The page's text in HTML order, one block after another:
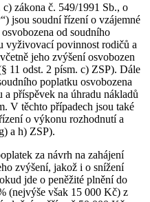
zákona č. 549/1991 Sb., o
jsou soudní řízení o vzájemné
od soudního
vyživovací povinnost rodičů a
jeho zvýšení osvobozen
11 odst. 2 písm. c) ZSP). Dále
poplatku osvobozena
příspěvek na úhradu nákladů
V těchto případech jsou také
o výkonu rozhodnutí a
a h) ZSP).
za návrh na zahájení
zvýšení, jakož i o snížení
jde o peněžité plnění do
(nejvýše však 15 000 Kč) z